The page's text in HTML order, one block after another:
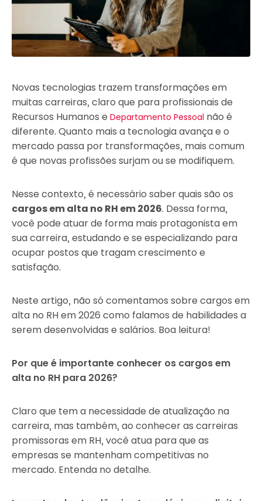
Novas tecnologias trazem transformações em
muitas carreiras, claro que para profissionais de
Recursos Humanos e Departamento Pessoal não é
diferente. Quanto mais a tecnologia avança e o
mercado passa por transformações, mais comum
é que novas profissões surjam ou se modifiquem.
Nesse contexto, é necessário saber quais são os
cargos em alta no RH em 2026. Dessa forma,
você pode atuar de forma mais protagonista em
sua carreira, estudando e se especializando para
ocupar postos que tragam crescimento e
satisfação.
Neste artigo, não só comentamos sobre cargos em
alta no RH em 2026 como falamos de habilidades a
serem desenvolvidas e salários. Boa leitura!
Por que é importante conhecer os cargos em
alta no RH para 2026?
Claro que tem a necessidade de atualização na
carreira, mas também, ao conhecer as carreiras
promissoras em RH, você atua para que as
empresas se mantenham competitivas no
mercado. Entenda no detalhe.